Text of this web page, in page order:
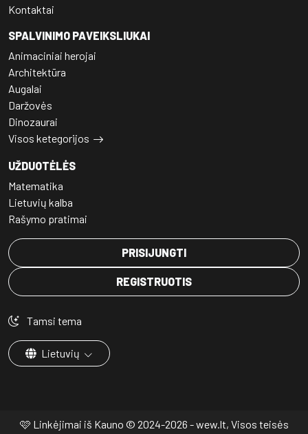
Kontaktai
SPALVINIMO PAVEIKSLIUKAI
Animaciniai herojai
Architektūra
Augalai
Daržovės
Dinozaurai
Visos ketegorijos
UŽDUOTĖLĖS
Matematika
Lietuvių kalba
Rašymo pratimai
PRISIJUNGTI
REGISTRUOTIS
Tamsi tema
Lietuvių
🩷 Linkėjimai iš Kauno © 2024-2026 - wew.lt, Visos teisės